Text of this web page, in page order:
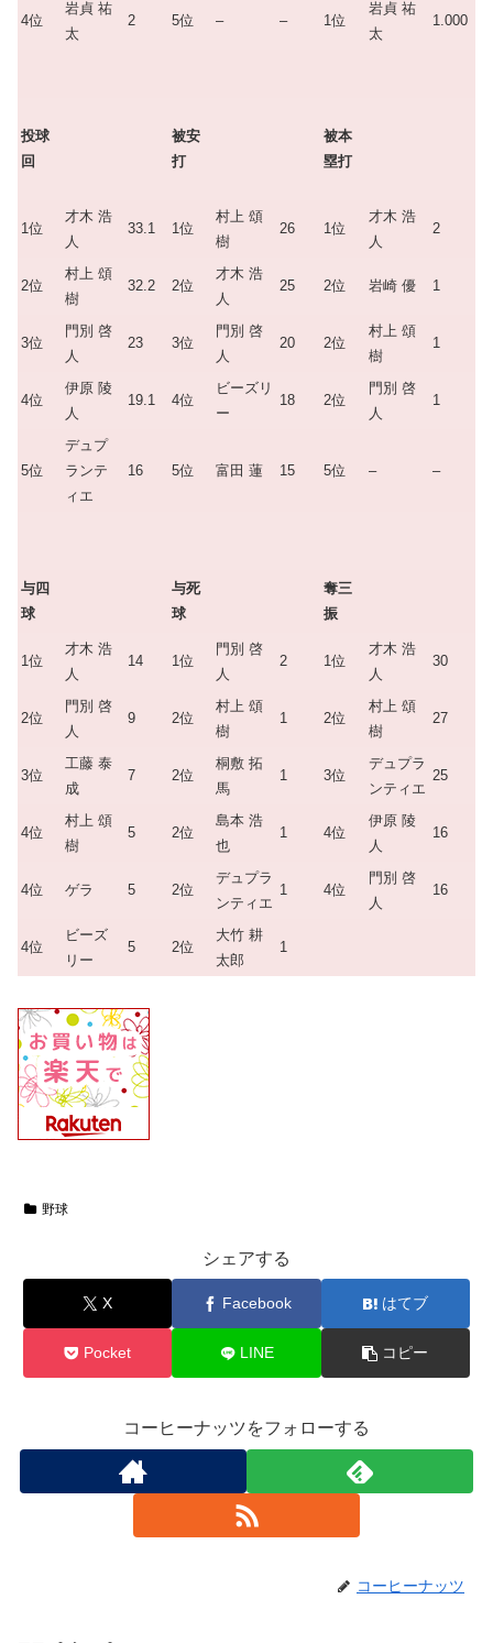
4位
岩貞 祐
太
2 5位 – – 1位
岩貞 祐
太
1.000
投球
回
被安
打
被本
塁打
1位
才木 浩
人
33.1 1位
村上 頌
樹
26 1位
才木 浩
人
2
2位
村上 頌
樹
32.2 2位
才木 浩
人
25 2位 岩崎 優 1
3位
門別 啓
人
23 3位
門別 啓
人
20 2位
村上 頌
樹
1
4位
伊原 陵
人
19.1 4位
ビーズリ
ー
18 2位
門別 啓
人
1
5位
デュプ
ランテ
ィエ
16 5位 富田 蓮 15 5位 – –
与四
球
与死
球
奪三
振
1位
才木 浩
人
14 1位
門別 啓
人
2 1位
才木 浩
人
30
2位
門別 啓
人
9 2位
村上 頌
樹
1 2位
村上 頌
樹
27
3位
工藤 泰
成
7 2位
桐敷 拓
馬
1 3位
デュプラ
ンティエ
25
4位
村上 頌
樹
5 2位
島本 浩
也
1 4位
伊原 陵
人
16
4位 ゲラ 5 2位
デュプラ
ンティエ
1 4位
門別 啓
人
16
4位
ビーズ
リー
5 2位
大竹 耕
太郎
1
野球
シェアする
X Facebook はてブ
Pocket LINE コピー
コーヒーナッツをフォローする
コーヒーナッツ